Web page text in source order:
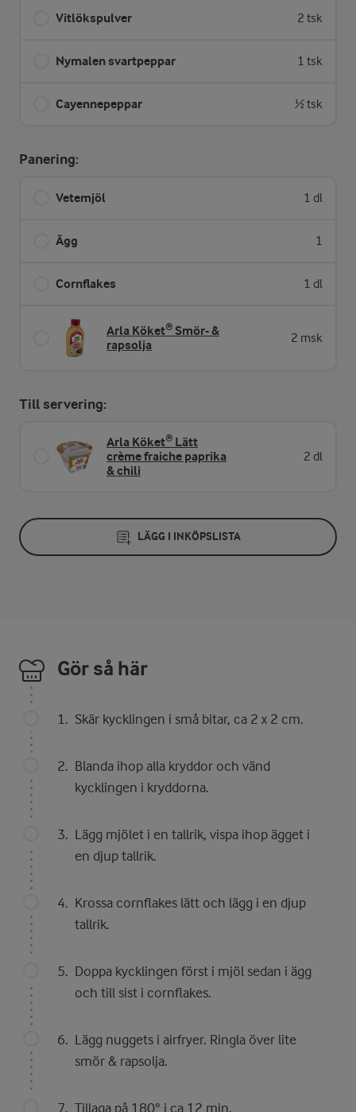
Vitlökspulver 2 tsk
Nymalen svartpeppar 1 tsk
Cayennepeppar ½ tsk
Panering:
Vetemjöl 1 dl
Ägg 1
Cornflakes 1 dl
Arla Köket® Smör- &
rapsolja
2 msk
Till servering:
Arla Köket® Lätt
crème fraiche paprika
& chili
2 dl
LÄGG I INKÖPSLISTA
Gör så här
Skär kycklingen i små bitar, ca 2 x 2 cm.
Blanda ihop alla kryddor och vänd
kycklingen i kryddorna.
Lägg mjölet i en tallrik, vispa ihop ägget i
en djup tallrik.
Krossa cornflakes lätt och lägg i en djup
tallrik.
Doppa kycklingen först i mjöl sedan i ägg
och till sist i cornflakes.
Lägg nuggets i airfryer. Ringla över lite
smör & rapsolja.
Tillaga på 180° i ca 12 min.